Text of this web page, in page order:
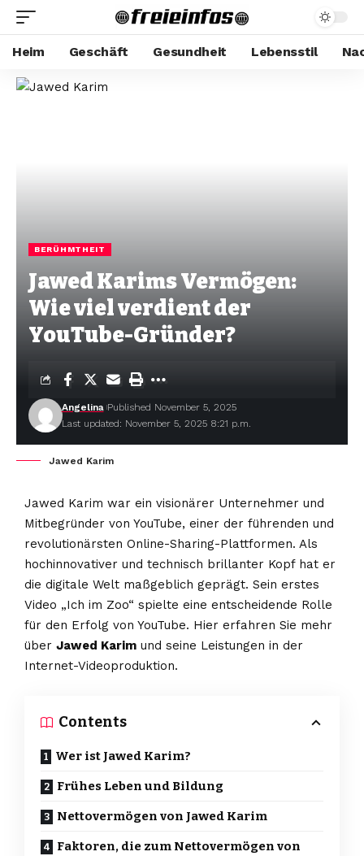
Heim Geschäft Gesundheit Lebensstil
BERÜHMTHEIT
Jawed Karims Vermögen:
Wie viel verdient der
YouTube-Gründer?
Last updated: November 5, 2025 8:21 p.m.
Angelina Published November 5, 2025
Jawed Karim
Jawed Karim war ein visionärer Unternehmer und
Mitbegründer von YouTube, einer der führenden und
revolutionärsten Online-Sharing-Plattformen. Als
hochinnovativer und technisch brillanter Kopf hat er
die digitale Welt maßgeblich geprägt. Sein erstes
Video „Ich im Zoo“ spielte eine entscheidende Rolle
für den Erfolg von YouTube. Hier erfahren Sie mehr
über Jawed Karim und seine Leistungen in der
Internet-Videoproduktion.
Contents
Wer ist Jawed Karim?
Frühes Leben und Bildung
Nettovermögen von Jawed Karim
Faktoren, die zum Nettovermögen von